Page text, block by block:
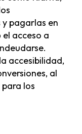
pagarlas en
acceso a
accesibilidad,
al
los